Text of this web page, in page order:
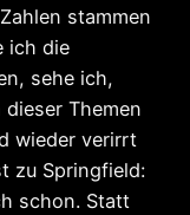
stammen
ich die
sehe ich,
Themen
wieder verirrt
zu Springfield:
schon. Statt